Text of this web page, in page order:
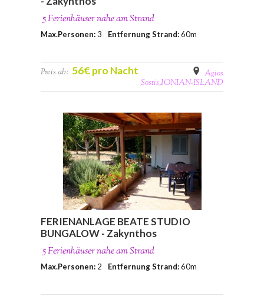
5 Ferienhäuser nahe am Strand
Max.Personen:3 Entfernung Strand:60m
Preis ab: 56€ pro Nacht
Agios
Sostis,IONIAN-ISLAND
FERIENANLAGE BEATE STUDIO
BUNGALOW - Zakynthos
5 Ferienhäuser nahe am Strand
Max.Personen: 2 Entfernung Strand:60m